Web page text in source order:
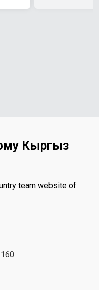
Кыргыз
team website of